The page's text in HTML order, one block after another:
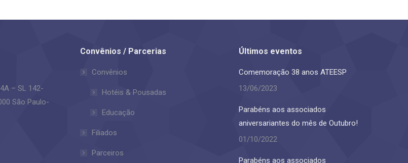
– SL 142-
São Paulo-
Convênios / Parcerias
Convênios
Hotéis & Pousadas
Educação
Filiados
Parceiros
Últimos eventos
Comemoração 38 anos ATEESP
13/06/2023
Parabéns aos associados
aniversariantes do mês de Outubro!
01/10/2022
Parabéns aos associados